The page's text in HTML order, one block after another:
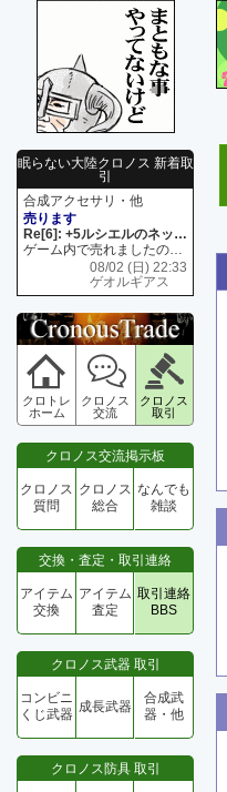
眠らない大陸クロノス 新着取
引
合成アクセサリ・他
売ります
Re[6]: +5ルシエルのネックレス
ゲーム内で売れましたので 在庫がネク1 リング4 となります リングのお値段は80G といたします
08/02 (日) 22:33
ゲオルギアス
クロトレ
ホーム
クロノス
交流
クロノス
取引
クロノス交流掲示板
クロノス
質問
クロノス
総合
なんでも
雑談
交換・査定・取引連絡
アイテム
交換
アイテム
査定
取引連絡
BBS
クロノス武器 取引
コンビニ
くじ武器 成長武器
合成武
器・他
クロノス防具 取引